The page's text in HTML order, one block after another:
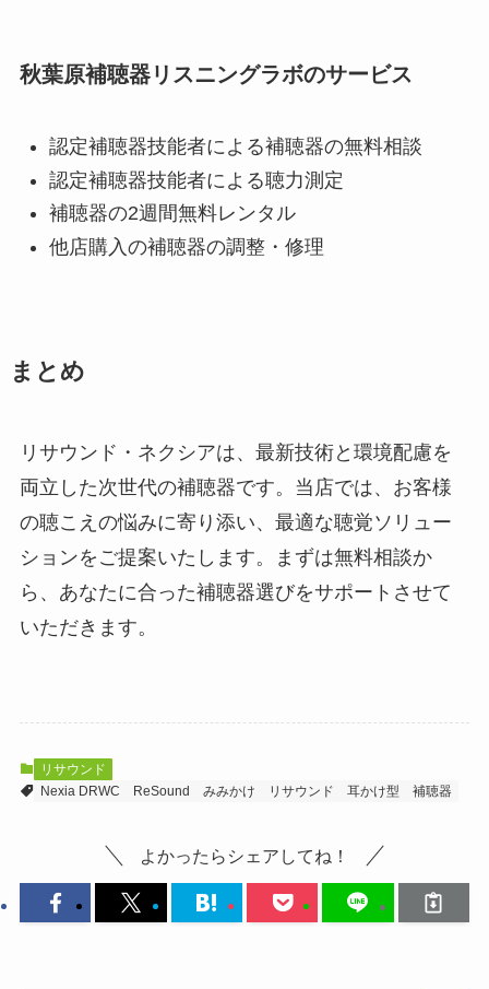
秋葉原補聴器リスニングラボのサービス
認定補聴器技能者による補聴器の無料相談
認定補聴器技能者による聴力測定
補聴器の2週間無料レンタル
他店購入の補聴器の調整・修理
まとめ
リサウンド・ネクシアは、最新技術と環境配慮を
両立した次世代の補聴器です。当店では、お客様
の聴こえの悩みに寄り添い、最適な聴覚ソリュー
ションをご提案いたします。まずは無料相談か
ら、あなたに合った補聴器選びをサポートさせて
いただきます。
リサウンド
Nexia DRWC
ReSound みみかけ リサウンド 耳かけ型 補聴器
よかったらシェアしてね！